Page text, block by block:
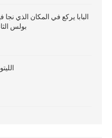
البابا يركع في المكان الذي نجا
بولس